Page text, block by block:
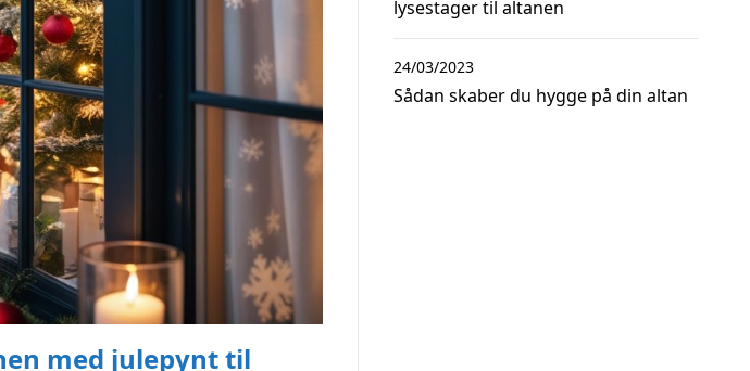
med julepynt til
lysestager til altanen
Sådan skaber du hygge på din altan
24/03/2023